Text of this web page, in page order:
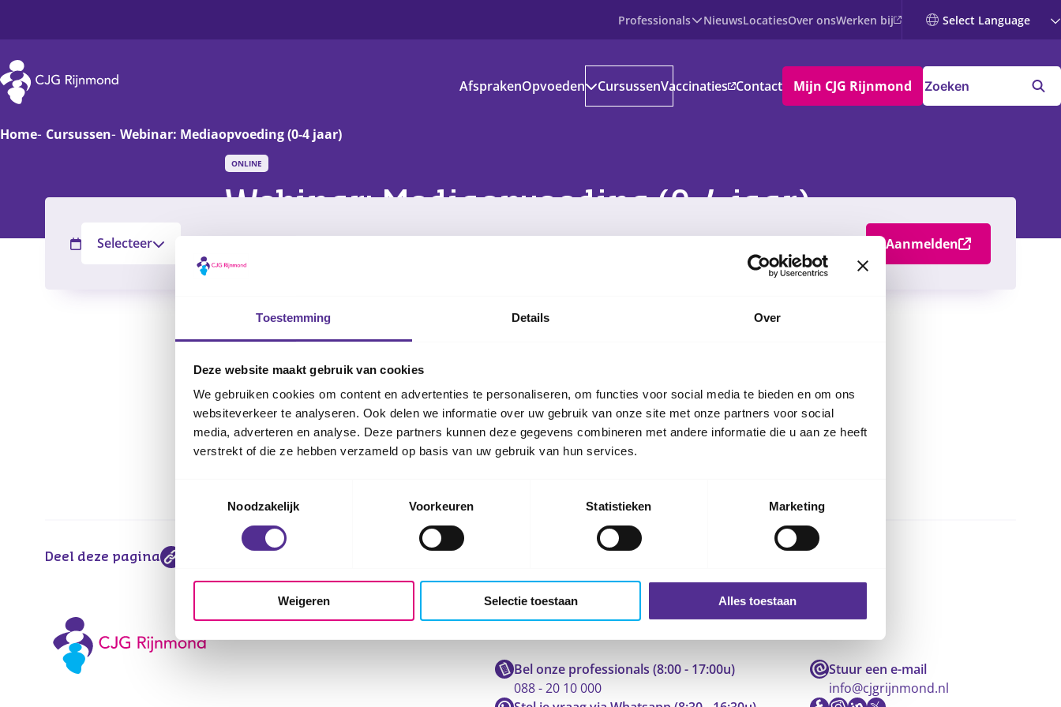
Toestemming Details Over
Deze website maakt gebruik van cookies
We gebruiken cookies om content en advertenties te personaliseren, om functies voor social media te bieden en om ons
websiteverkeer te analyseren. Ook delen we informatie over uw gebruik van onze site met onze partners voor social
media, adverteren en analyse. Deze partners kunnen deze gegevens combineren met andere informatie die u aan ze heeft
verstrekt of die ze hebben verzameld op basis van uw gebruik van hun services.
Noodzakelijk
Voorkeuren Statistieken Marketing
Weigeren Selectie toestaan Alles toestaan
Professionals
Prenataal
Baby
NieuwsLocatiesOver onsWerken bij
CJG Rijnmond
AfsprakenOpvoeden
Opvoedinformatie
CursussenVaccinaties Contact Mijn CJG Rijnmond
Home Cursussen Webinar: Mediaopvoeding (0-4 jaar)
ONLINE
Webinar: Mediaopvoeding (0-4 jaar)
Filter
Selecteer Aanmelden
Update
Er is nog geen nieuwe datum voor deze cursus.
Deel deze pagina
Bel onze professionals (8:00 - 17:00u)
088 - 20 10 000
Stuur een e-mail
info@cjgrijnmond.nl